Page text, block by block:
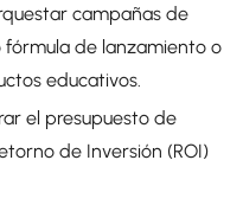
campañas de
de lanzamiento o
educativos.
el presupuesto de
de Inversión (ROI)